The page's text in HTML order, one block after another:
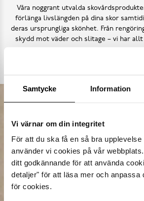
Samtycke Information
Vi värnar om din integritet
För att du ska få en så bra
använder vi cookies på vår
ditt godkännande för att använda
detaljer" för att läsa mer och anpassa
för cookies.
Våra noggrant utvalda
förlänga livslängden på dina skor
deras ursprungliga skönhet. Från
skydd mot väder och slitage – vi har allt